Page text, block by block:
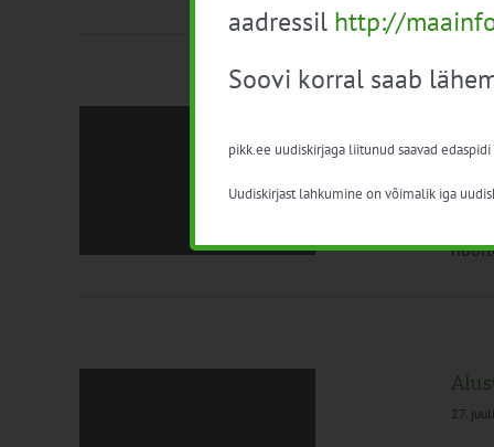
29.
27.
aadressil http://
Soovi korral saab
pikk.ee uudiskirjaga liitunud saavad
Uudiskirjast lahkumine on võimalik iga